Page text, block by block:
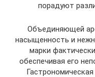
порадуют
Объединяющей
насыщенность и
марки
обеспечивая его